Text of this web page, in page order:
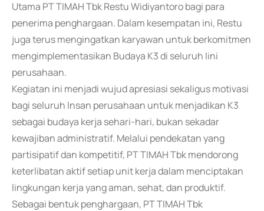
Utama PT TIMAH Tbk Restu Widiyantoro bagi para
penerima penghargaan. Dalam kesempatan ini, Restu
juga terus mengingatkan karyawan untuk berkomitmen
mengimplementasikan Budaya K3 di seluruh lini
perusahaan.
Kegiatan ini menjadi wujud apresiasi sekaligus motivasi
bagi seluruh Insan perusahaan untuk menjadikan K3
sebagai budaya kerja sehari-hari, bukan sekadar
kewajiban administratif. Melalui pendekatan yang
partisipatif dan kompetitif, PT TIMAH Tbk mendorong
keterlibatan aktif setiap unit kerja dalam menciptakan
lingkungan kerja yang aman, sehat, dan produktif.
Sebagai bentuk penghargaan, PT TIMAH Tbk